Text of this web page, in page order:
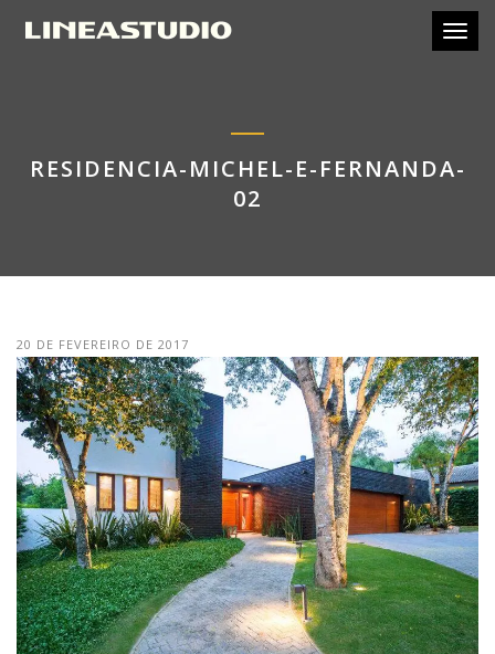
RESIDENCIA-MICHEL-E-FERNANDA-
02
20 DE FEVEREIRO DE 2017